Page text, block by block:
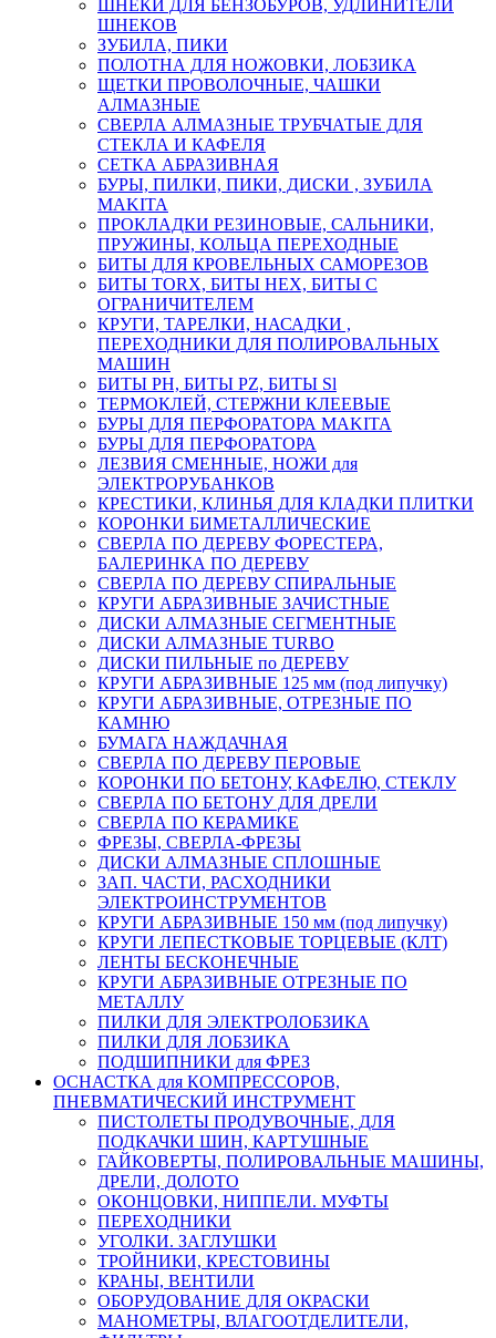
ШНЕКИ ДЛЯ БЕНЗОБУРОВ, УДЛИНИТЕЛИ
ШНЕКОВ
ЗУБИЛА, ПИКИ
ПОЛОТНА ДЛЯ НОЖОВКИ, ЛОБЗИКА
ЩЕТКИ ПРОВОЛОЧНЫЕ, ЧАШКИ
АЛМАЗНЫЕ
СВЕРЛА АЛМАЗНЫЕ ТРУБЧАТЫЕ ДЛЯ
СТЕКЛА И КАФЕЛЯ
СЕТКА АБРАЗИВНАЯ
БУРЫ, ПИЛКИ, ПИКИ, ДИСКИ , ЗУБИЛА
MAKITA
ПРОКЛАДКИ РЕЗИНОВЫЕ, САЛЬНИКИ,
ПРУЖИНЫ, КОЛЬЦА ПЕРЕХОДНЫЕ
БИТЫ ДЛЯ КРОВЕЛЬНЫХ САМОРЕЗОВ
БИТЫ TORX, БИТЫ НЕХ, БИТЫ С
ОГРАНИЧИТЕЛЕМ
КРУГИ, ТАРЕЛКИ, НАСАДКИ ,
ПЕРЕХОДНИКИ ДЛЯ ПОЛИРОВАЛЬНЫХ
МАШИН
БИТЫ PH, БИТЫ PZ, БИТЫ Sl
ТЕРМОКЛЕЙ, СТЕРЖНИ КЛЕЕВЫЕ
БУРЫ ДЛЯ ПЕРФОРАТОРА MAKITA
БУРЫ ДЛЯ ПЕРФОРАТОРА
ЛЕЗВИЯ СМЕННЫЕ, НОЖИ для
ЭЛЕКТРОРУБАНКОВ
КРЕСТИКИ, КЛИНЬЯ ДЛЯ КЛАДКИ ПЛИТКИ
КОРОНКИ БИМЕТАЛЛИЧЕСКИЕ
СВЕРЛА ПО ДЕРЕВУ ФОРЕСТЕРА,
БАЛЕРИНКА ПО ДЕРЕВУ
СВЕРЛА ПО ДЕРЕВУ СПИРАЛЬНЫЕ
КРУГИ АБРАЗИВНЫЕ ЗАЧИСТНЫЕ
ДИСКИ АЛМАЗНЫЕ СЕГМЕНТНЫЕ
ДИСКИ АЛМАЗНЫЕ TURBO
ДИСКИ ПИЛЬНЫЕ по ДЕРЕВУ
КРУГИ АБРАЗИВНЫЕ 125 мм (под липучку)
КРУГИ АБРАЗИВНЫЕ, ОТРЕЗНЫЕ ПО
КАМНЮ
БУМАГА НАЖДАЧНАЯ
СВЕРЛА ПО ДЕРЕВУ ПЕРОВЫЕ
КОРОНКИ ПО БЕТОНУ, КАФЕЛЮ, СТЕКЛУ
СВЕРЛА ПО БЕТОНУ ДЛЯ ДРЕЛИ
СВЕРЛА ПО КЕРАМИКЕ
ФРЕЗЫ, СВЕРЛА-ФРЕЗЫ
ДИСКИ АЛМАЗНЫЕ СПЛОШНЫЕ
ЗАП. ЧАСТИ, РАСХОДНИКИ
ЭЛЕКТРОИНСТРУМЕНТОВ
КРУГИ АБРАЗИВНЫЕ 150 мм (под липучку)
КРУГИ ЛЕПЕСТКОВЫЕ ТОРЦЕВЫЕ (КЛТ)
ЛЕНТЫ БЕСКОНЕЧНЫЕ
КРУГИ АБРАЗИВНЫЕ ОТРЕЗНЫЕ ПО
МЕТАЛЛУ
ПИЛКИ ДЛЯ ЭЛЕКТРОЛОБЗИКА
ПИЛКИ ДЛЯ ЛОБЗИКА
ПОДШИПНИКИ для ФРЕЗ
ОСНАСТКА для КОМПРЕССОРОВ,
ПНЕВМАТИЧЕСКИЙ ИНСТРУМЕНТ
ПИСТОЛЕТЫ ПРОДУВОЧНЫЕ, ДЛЯ
ПОДКАЧКИ ШИН, КАРТУШНЫЕ
ГАЙКОВЕРТЫ, ПОЛИРОВАЛЬНЫЕ МАШИНЫ,
ДРЕЛИ, ДОЛОТО
ОКОНЦОВКИ, НИППЕЛИ. МУФТЫ
ПЕРЕХОДНИКИ
УГОЛКИ. ЗАГЛУШКИ
ТРОЙНИКИ, КРЕСТОВИНЫ
КРАНЫ, ВЕНТИЛИ
ОБОРУДОВАНИЕ ДЛЯ ОКРАСКИ
МАНОМЕТРЫ, ВЛАГООТДЕЛИТЕЛИ,